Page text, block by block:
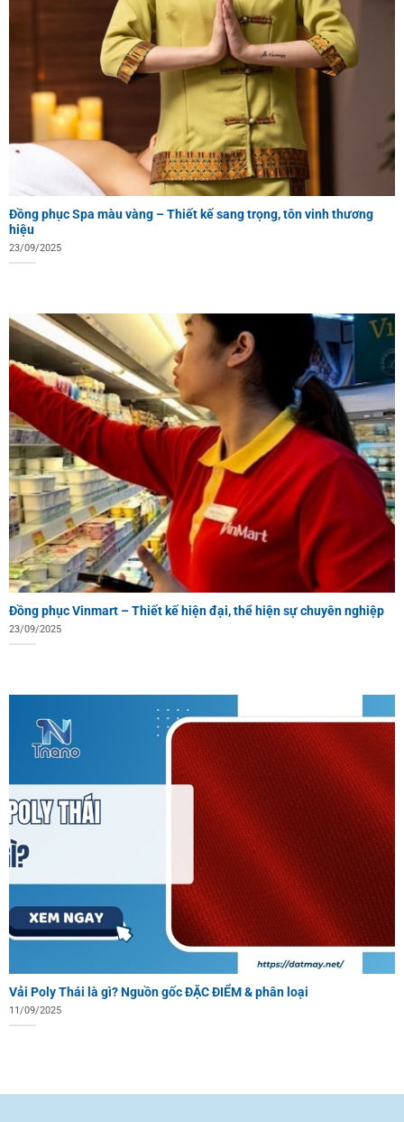
Đồng phục Spa màu vàng – Thiết kế sang trọng, tôn vinh thương
hiệu
23/09/2025
Đồng phục Vinmart – Thiết kế hiện đại, thể hiện sự chuyên nghiệp
23/09/2025
Vải Poly Thái là gì? Nguồn gốc ĐẶC ĐIỂM & phân loại
11/09/2025